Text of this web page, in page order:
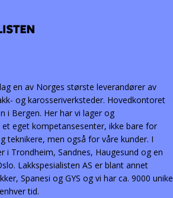
en av Norges største leverandører av
og karosseriverksteder. Hovedkontoret
i Bergen. Her har vi lager og
et eget kompetansesenter, ikke bare for
teknikere, men også for våre kunder. I
i Trondheim, Sandnes, Haugesund og en
Lakkspesialisten AS er blant annet
Spanesi og GYS og vi har ca. 9000 unike
tid.